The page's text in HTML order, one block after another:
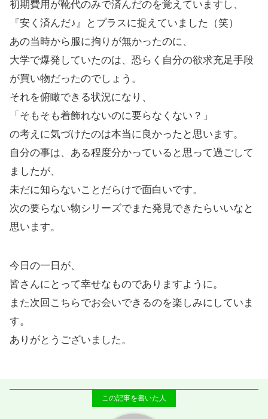
初期費用が靴代のみで済んだのを覚えていますし、
『安く済んだ♪』とプラスに捉えていました（笑）
あの当時から服に拘りが無かったのに、
大学で爆発していたのは、恐らく自分の欲求充足手段
が買い物だったのでしょう。
それを俯瞰できる状況になり、
「そもそも着飾れないのに要らなくない？」
の考えに気づけたのは本当に良かったと思います。
自分の事は、ある程度分かっていると思って過ごして
ましたが、
未だに知らないことだらけで面白いです。
次の要らない物シリーズでまた発見できたらいいなと
思います。
今日の一日が、
皆さんにとって幸せなものでありますように。
また次回こちらでお会いできるのを楽しみにしていま
す。
ありがとうございました。